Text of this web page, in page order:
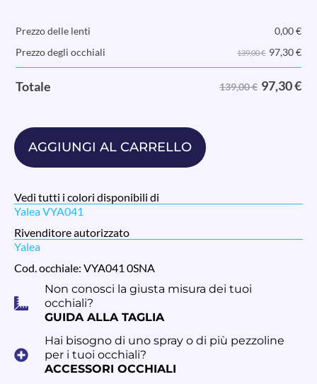
Prezzo delle lenti 0,00€
Prezzo degli occhiali
139,00 € 97,30€
Totale 139,00 € 97,30€
AGGIUNGI AL CARRELLO
Vedi tutti i colori disponibili di
Yalea VYA041
Rivenditore autorizzato
Yalea
Cod. occhiale: VYA041 0SNA
Non conosci la giusta misura dei tuoi
occhiali?
GUIDA ALLA TAGLIA
Hai bisogno di uno spray o di più pezzoline
per i tuoi occhiali?
ACCESSORI OCCHIALI